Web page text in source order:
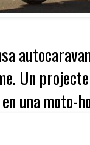
Un
una moto-